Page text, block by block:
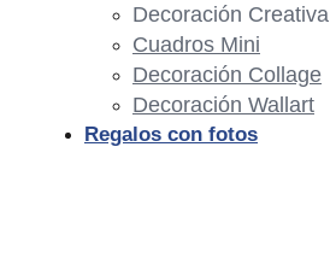
Decoración Creativa
Cuadros Mini
Decoración Collage
Decoración Wallart
Regalos con fotos